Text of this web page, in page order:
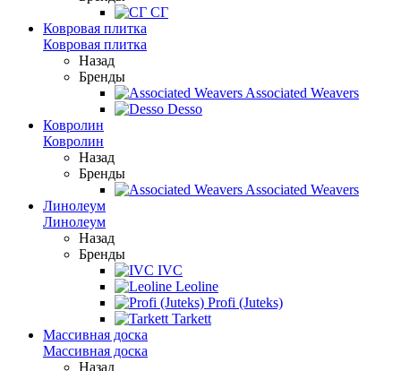
СГ
Ковровая плитка
Ковровая плитка
Назад
Бренды
Associated Weavers
Desso
Ковролин
Ковролин
Назад
Бренды
Associated Weavers
Линолеум
Линолеум
Назад
Бренды
IVC
Leoline
Profi (Juteks)
Tarkett
Массивная доска
Массивная доска
Назад